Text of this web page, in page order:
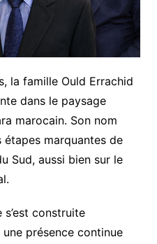
la famille Ould Errachid
dans le paysage
marocain. Son nom
marquantes de
Sud, aussi bien sur le
s’est construite
présence continue